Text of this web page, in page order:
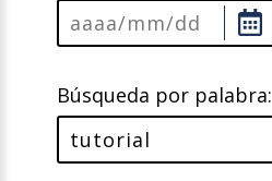
Búsqueda por palabra: